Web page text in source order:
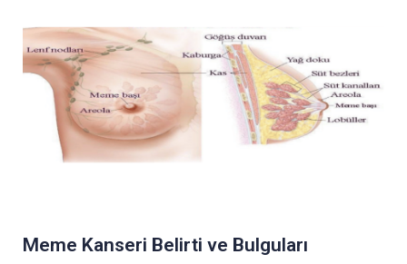
Meme Kanseri Belirti ve Bulguları